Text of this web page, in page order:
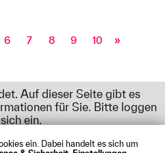
ein. Dabei handelt es sich um
6 7 8 9 10 »
Auf dieser Seite gibt es
für Sie. Bitte loggen
ein.